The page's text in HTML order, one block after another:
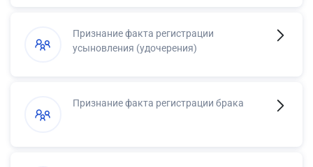
Признание факта регистрации
усыновления (удочерения)
Признание факта регистрации брака